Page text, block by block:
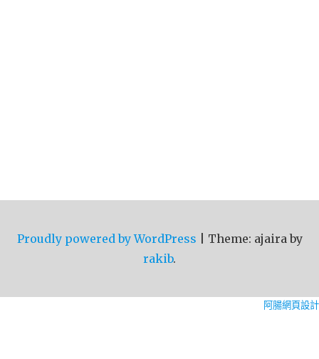
Proudly powered by WordPress
Theme: ajaira by
rakib.
阿腸網頁設計